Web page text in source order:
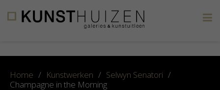
Home / Kunstwerken / Selwyn Senatori /
Champagne in the Morning